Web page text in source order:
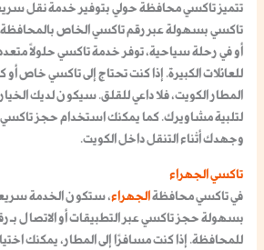
تتميزتاكسي محافظة حولي بتوفير خدمة نقل
تاكسي بسهولة عبررقم تاكسي الخاص
أو في رحلة سياحية، توفر خدمة تاكسي حلولًا
للعائلات الكبيرة. إذا كنت تحتاج إلىتاكسي خاص أو
المطار الكويت، فلا داعي للقلق. سيكون لديك
لتلبية مشاويرك. كما يمكنك استخدام حجز تاكسي
وجهدك أثناء التنقل داخل الكويت.
تاكسي الجهراء
فيتاكسي محافظة الجهراء، ستكون الخدمة
بسهولة حجز تاكسيعبر التطبيقات أو الاتصال بـ
للمحافظة. إذا كنت مسافرًا إلى المطار، يمكنك